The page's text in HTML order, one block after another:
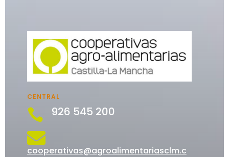
CENTRAL
 926 545 200

cooperativas@agroalimentariasclm.c